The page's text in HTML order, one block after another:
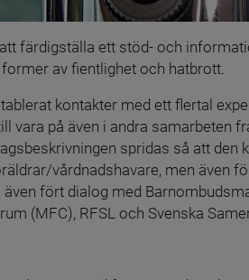
färdigställa ett stöd- och
av fientlighet och hatbrott.
kontakter med ett flertal
vara på även i andra samarbeten
spridas så att den
vårdnadshavare, men även
fört dialog med
(MFC), RFSL och Svenska